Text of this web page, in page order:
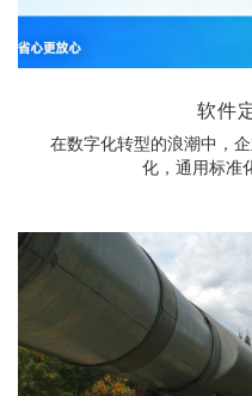
软件
在数字化转型的浪潮中，
化，通用标准